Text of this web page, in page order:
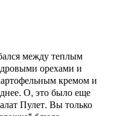
между теплым
орехами и
кремом и
О, это было еще
Пулет. Вы только